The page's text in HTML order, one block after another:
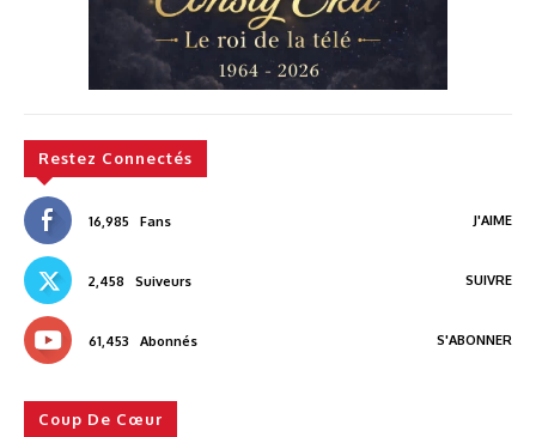
Restez Connectés
16,985 Fans J'AIME
2,458 Suiveurs SUIVRE
61,453 Abonnés S'ABONNER
Coup De Cœur